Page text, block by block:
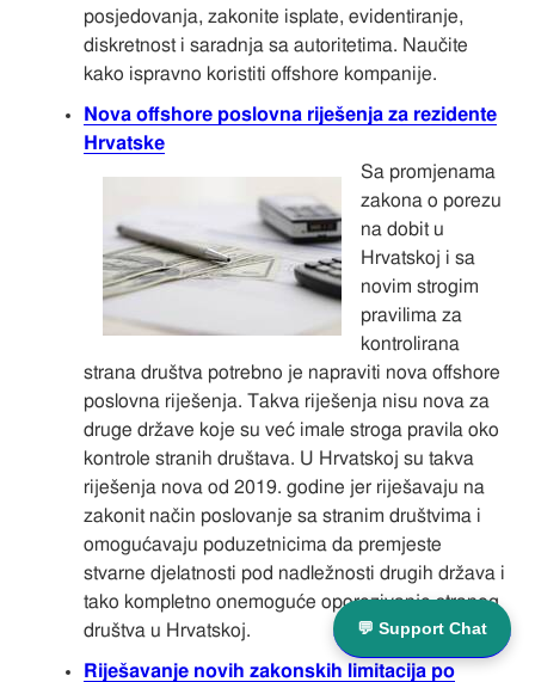
posjedovanja, zakonite isplate, evidentiranje,
diskretnost i saradnja sa autoritetima. Naučite
kako ispravno koristiti offshore kompanije.
Nova offshore poslovna riješenja za rezidente
Hrvatske
Sa promjenama
zakona o porezu
na dobit u
Hrvatskoj i sa
novim strogim
pravilima za
kontrolirana
strana društva potrebno je napraviti nova offshore
poslovna riješenja. Takva riješenja nisu nova za
druge države koje su već imale stroga pravila oko
kontrole stranih društava. U Hrvatskoj su takva
riješenja nova od 2019. godine jer riješavaju na
zakonit način poslovanje sa stranim društvima i
omogućavaju poduzetnicima da premjeste
stvarne djelatnosti pod nadležnosti drugih država i
tako kompletno onemoguće oporezivanje stranog
društva u Hrvatskoj.
Riješavanje novih zakonskih limitacija po
💬 Support Chat